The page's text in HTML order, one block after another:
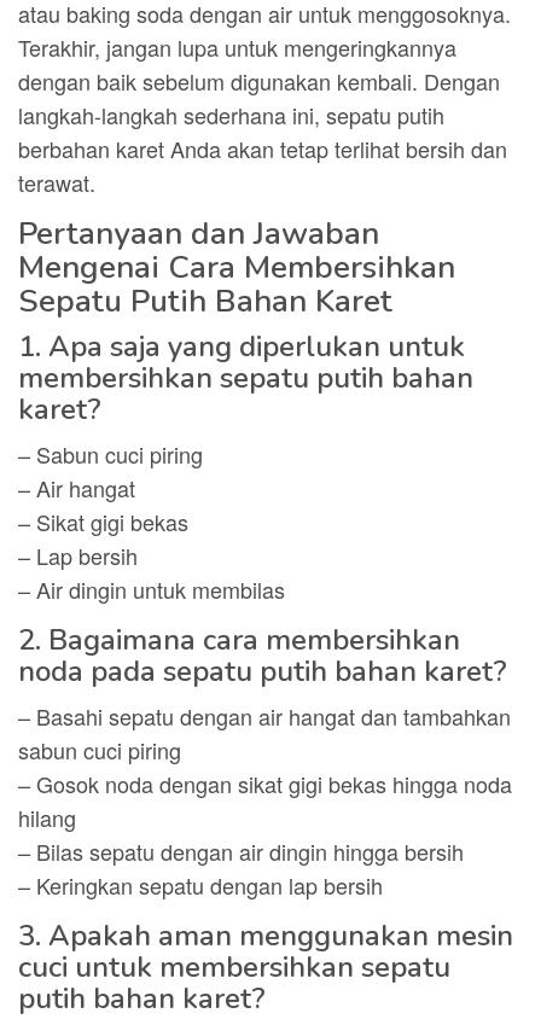
atau baking soda dengan air untuk menggosoknya.
Terakhir, jangan lupa untuk mengeringkannya
dengan baik sebelum digunakan kembali. Dengan
langkah-langkah sederhana ini, sepatu putih
berbahan karet Anda akan tetap terlihat bersih dan
terawat.
Pertanyaan dan Jawaban
Mengenai Cara Membersihkan
Sepatu Putih Bahan Karet
1. Apa saja yang diperlukan untuk
membersihkan sepatu putih bahan
karet?
– Sabun cuci piring
– Air hangat
– Sikat gigi bekas
– Lap bersih
– Air dingin untuk membilas
2. Bagaimana cara membersihkan
noda pada sepatu putih bahan karet?
– Basahi sepatu dengan air hangat dan tambahkan
sabun cuci piring
– Gosok noda dengan sikat gigi bekas hingga noda
hilang
– Bilas sepatu dengan air dingin hingga bersih
– Keringkan sepatu dengan lap bersih
3. Apakah aman menggunakan mesin
cuci untuk membersihkan sepatu
putih bahan karet?